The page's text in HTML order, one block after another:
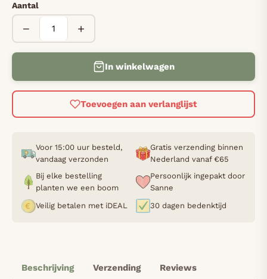
Aantal
− +
In winkelwagen
Toevoegen aan verlanglijst
Voor 15:00 uur besteld,
vandaag verzonden
Gratis verzending binnen
Nederland vanaf €65
Bij elke bestelling
planten we een boom
Persoonlijk ingepakt door
Sanne
Veilig betalen met iDEAL
30 dagen bedenktijd
Beschrijving Verzending Reviews